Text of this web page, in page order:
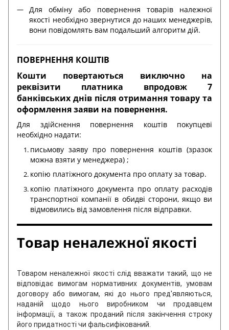
Для обміну або повернення товарів належної
якості необхідно звернутися до наших менеджерів,
вони повідомлять вам подальший алгоритм дій.
ПОВЕРНЕННЯ КОШТІВ
Кошти повертаються виключно на
реквізити платника впродовж 7
банківських днів після отримання товару та
оформлення заяви на повернення.
Для здійснення повернення коштів покупцеві
необхідно надати:
письмову заяву про повернення коштів (зразок
можна взяти у менеджера) ;
копію платіжного документа про оплату за товар.
копію платіжного документа про оплату расходів
транспортної компанії в обидві сторони, якщо ви
відмовились від замовлення після відправки.
Товар неналежної якості
Товаром неналежної якості слід вважати такий, що не
відповідає вимогам нормативних документів, умовам
договору або вимогам, які до нього пред'являються,
наданій щодо нього виробником чи продавцем
інформації, а також проданий після закінчення строку
його придатності чи фальсифікований.